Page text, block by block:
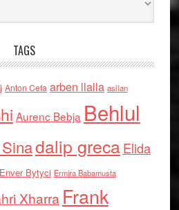
TAGS
Anton Cefa arben llalla asllan
Aurenc Bebja Behlul
dalip grecaElida
Enver Bytyci Ermira Babamusta
Xharra Frank